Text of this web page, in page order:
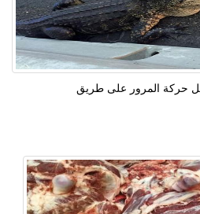
حركة المرور على طريق